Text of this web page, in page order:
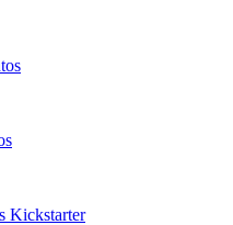
Kickstarter